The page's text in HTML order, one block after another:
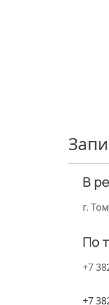
В
г.
По
+7
+7